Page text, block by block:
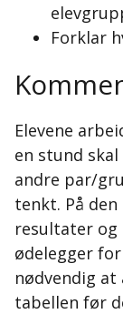
Forklar
Elevene
en stund
andre par/
tenkt. På den
resultater og
ødelegger
nødvendig at
tabellen før